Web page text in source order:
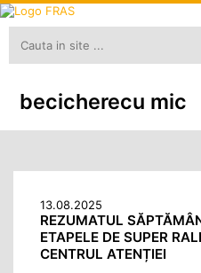
becicherecu mic
13.08.2025
REZUMATUL
ETAPELE DE SUPER
CENTRUL ATENȚIEI